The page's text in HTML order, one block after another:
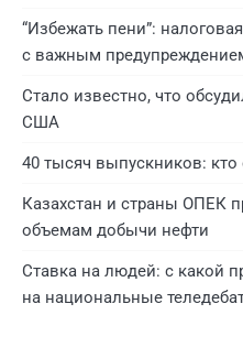
“Избежать пени”:
с важным
Стало известно, что
США
40 тысяч выпускников: кто
Казахстан и страны ОПЕК
объемам добычи нефти
Ставка на людей: с какой
на национальные